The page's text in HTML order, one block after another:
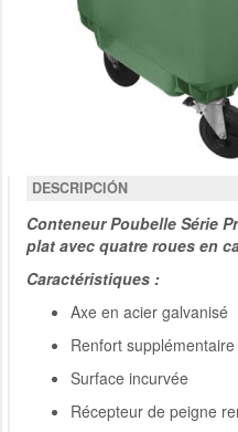
DESCRIPCIÓN
Conteneur Poubelle Série
plat avec quatre roues en
Caractéristiques :
Axe en acier galvanisé
Renfort
Surface incurvée
Récepteur de peigne